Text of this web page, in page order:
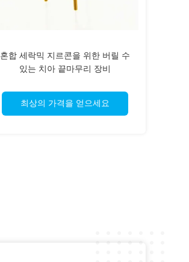
혼합 세락믹 지르콘을 위한 버릴 수
있는 치아 끝마무리 장비
최상의 가격을 얻으세요